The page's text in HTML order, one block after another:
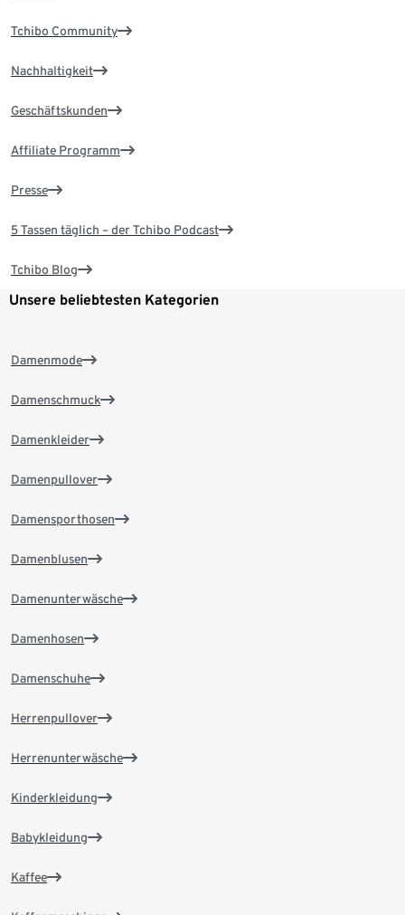
Tchibo Community
Nachhaltigkeit
Geschäftskunden
Affiliate Programm
Presse
5 Tassen täglich – der Tchibo Podcast
Tchibo Blog
Unsere beliebtesten Kategorien
Damenmode
Damenschmuck
Damenkleider
Damenpullover
Damensporthosen
Damenblusen
Damenunterwäsche
Damenhosen
Damenschuhe
Herrenpullover
Herrenunterwäsche
Kinderkleidung
Babykleidung
Kaffee